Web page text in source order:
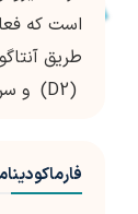
است که
(D2) و سروتونین نوع 2 (5HT2A) انجام می شود.